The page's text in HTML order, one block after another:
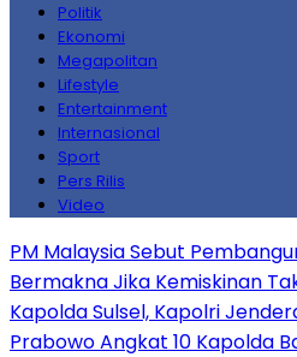
Politik
Ekonomi
Megapolitan
Lifestyle
Entertainment
Internasional
Sport
Pers Rilis
Video
PM Malaysia Sebut
Bermakna Jika Kemiskinan
Kapolda Sulsel, Kapolri
Prabowo Angkat 10 Kapolda